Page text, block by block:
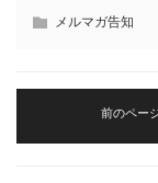
メルマガ告知
前のペー